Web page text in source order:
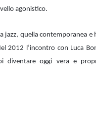
agonistico.
jazz, quella contemporanea
2012 l’incontro con Luca
diventare oggi vera e